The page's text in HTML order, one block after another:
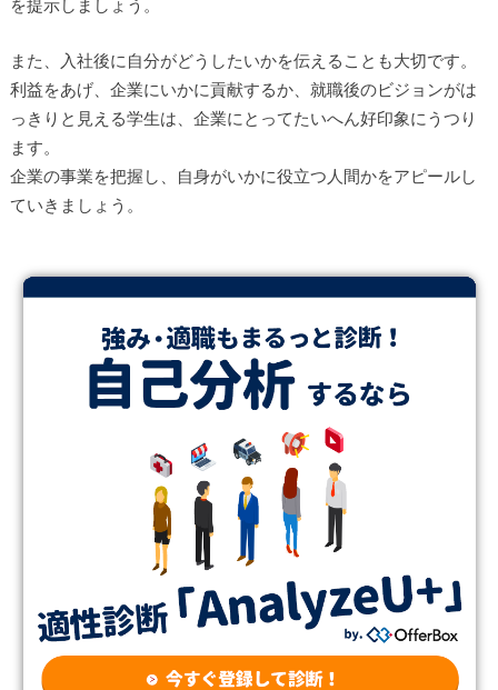
また、入社後に自分がどうしたいかを伝えることも大切です。
利益をあげ、企業にいかに貢献するか、就職後のビジョンがは
っきりと見える学生は、企業にとってたいへん好印象にうつり
ます。
企業の事業を把握し、自身がいかに役立つ人間かをアピールし
ていきましょう。